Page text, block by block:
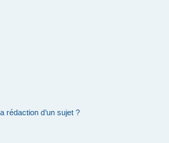
rédaction d’un sujet ?